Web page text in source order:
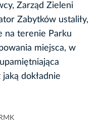
Zarząd Zieleni
Zabytków ustaliły,
na terenie Parku
miejsca, w
dokładnie